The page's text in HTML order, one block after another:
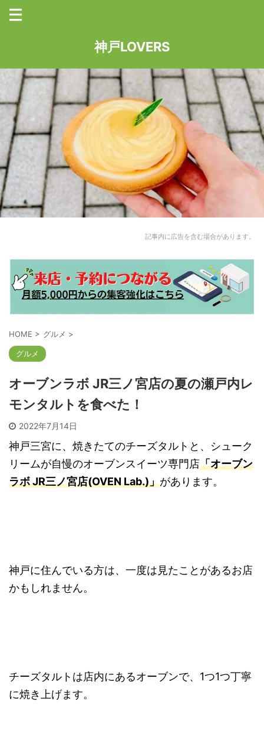
神戸LOVERS
記事内に広告を含む場合があります。
HOME > グルメ >
グルメ
オーブンラボ JR三ノ宮店の夏の瀬戸内レ
モンタルトを食べた！
2022年7月14日
神戸三宮に、焼きたてのチーズタルトと、シューク
リームが自慢のオーブンスイーツ専門店「オーブン
ラボ JR三ノ宮店(OVEN Lab.)」があります。
神戸に住んでいる方は、一度は見たことがあるお店
かもしれません。
チーズタルトは店内にあるオーブンで、1つ1つ丁寧
に焼き上げます。